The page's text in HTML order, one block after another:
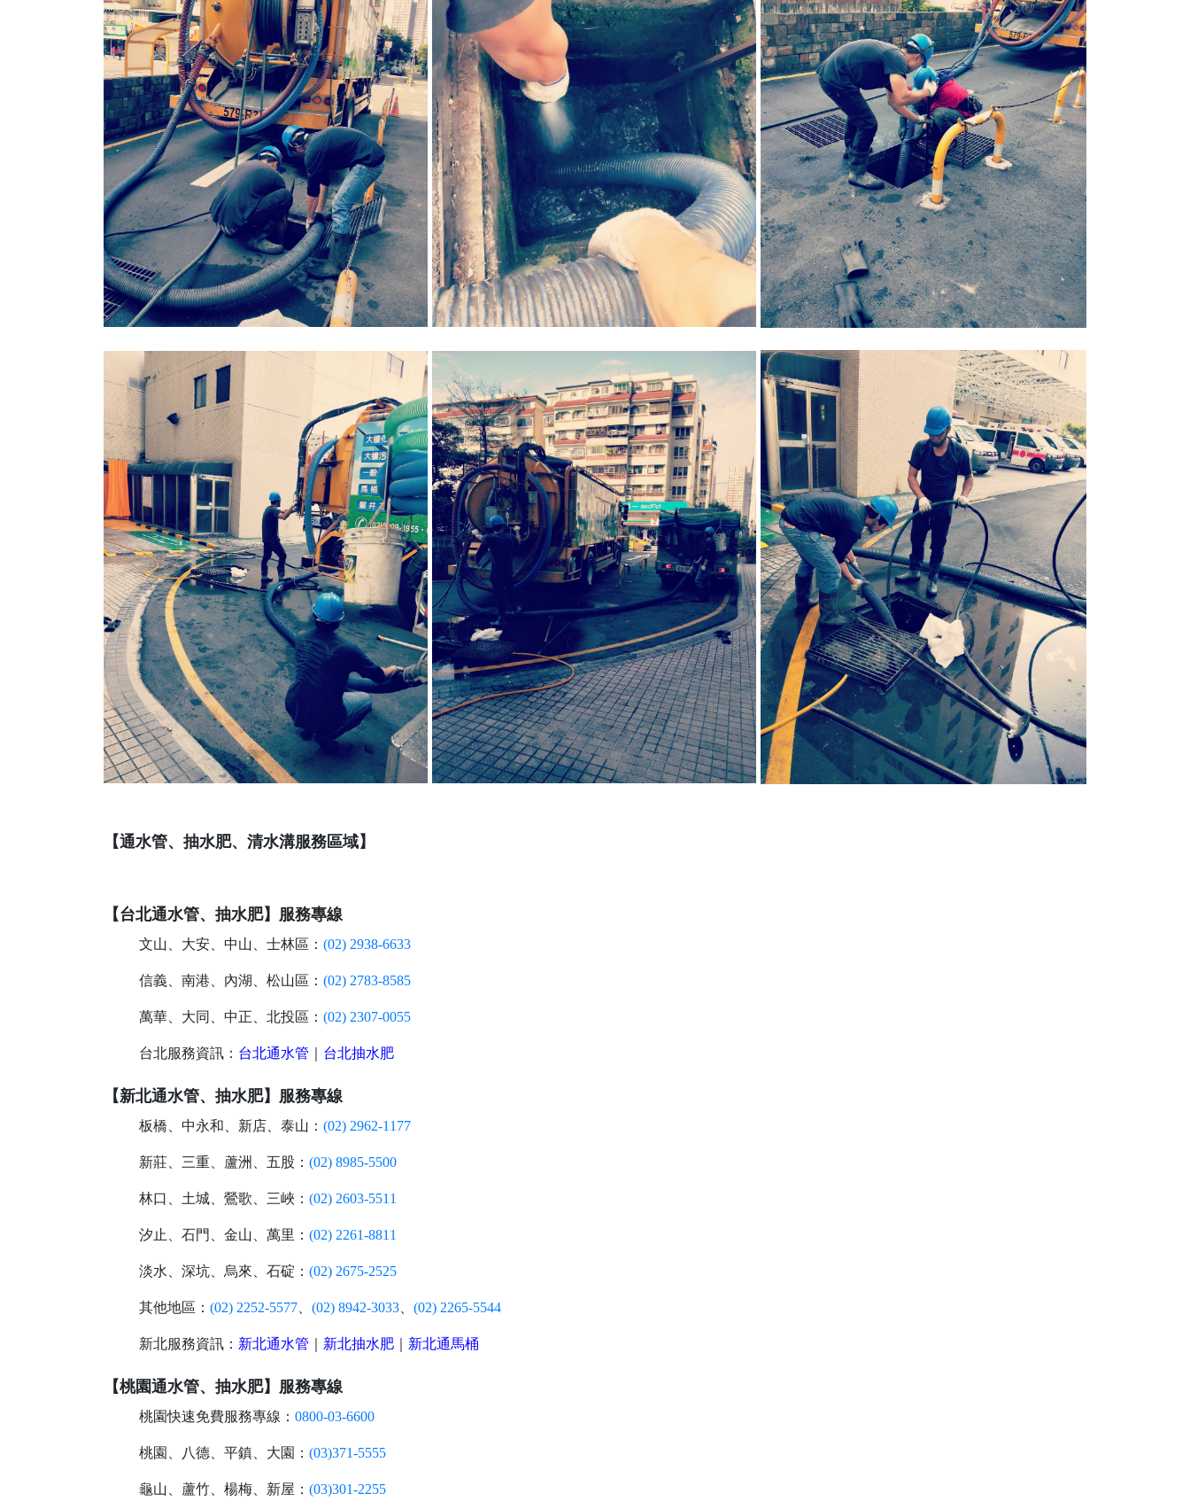
【通水管、抽水肥、清水溝服務區域】
【台北通水管、抽水肥】服務專線
文山、大安、中山、士林區： (02) 2938-6633
信義、南港、內湖、松山區： (02) 2783-8585
萬華、大同、中正、北投區： (02) 2307-0055
台北服務資訊： 台北通水管 台北抽水肥
【新北通水管、抽水肥】服務專線
板橋、中永和、新店、泰山： (02) 2962-1177
新莊、三重、蘆洲、五股： (02) 8985-5500
林口、土城、鶯歌、三峽： (02) 2603-5511
汐止、石門、金山、萬里： (02) 2261-8811
淡水、深坑、烏來、石碇： (02) 2675-2525
其他地區： (02) 2252-5577 (02) 8942-3033 (02) 2265-5544
新北服務資訊： 新北通水管 新北抽水肥 新北通馬桶
【桃園通水管、抽水肥】服務專線
桃園快速免費服務專線： 0800-03-6600
桃園、八德、平鎮、大園： (03)371-5555
龜山、蘆竹、楊梅、新屋： (03)301-2255